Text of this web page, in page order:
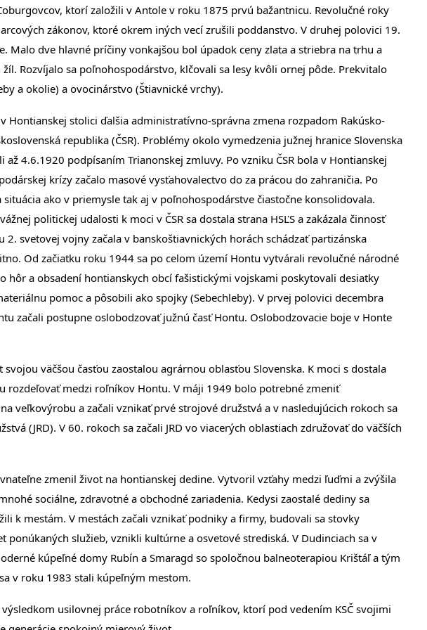
ktorí založili v Antole v roku 1875 prvú bažantnicu. Revolučné roky
zákonov, ktoré okrem iných vecí zrušili poddanstvo. V druhej polovici 19.
Malo dve hlavné príčiny vonkajšou bol úpadok ceny zlata a striebra na trhu a
Rozvíjalo sa poľnohospodárstvo, klčovali sa lesy kvôli ornej pôde. Prekvitalo
a okolie) a ovocinárstvo (Štiavnické vrchy).
Hontianskej stolici ďalšia administratívno-správna zmena rozpadom Rakúsko-
republika (ČSR). Problémy okolo vymedzenia južnej hranice Slovenska
4.6.1920 podpísaním Trianonskej zmluvy. Po vzniku ČSR bola v Hontianskej
krízy začalo masové vysťahovalectvo do za prácou do zahraničia. Po
ako v priemysle tak aj v poľnohospodárstve čiastočne konsolidovala.
politickej udalosti k moci v ČSR sa dostala strana HSĽS a zakázala činnosť
2. svetovej vojny začala v banskoštiavnických horách schádzať partizánska
Od začiatku roku 1944 sa po celom území Hontu vytvárali revolučné národné
hôr a obsadení hontianskych obcí fašistickými vojskami poskytovali desiatky
pomoc a pôsobili ako spojky (Sebechleby). V prvej polovici decembra
začali postupne oslobodzovať južnú časť Hontu. Oslobodzovacie boje v Honte
väčšou časťou zaostalou agrárnou oblasťou Slovenska. K moci s dostala
rozdeľovať medzi roľníkov Hontu. V máji 1949 bolo potrebné zmeniť
veľkovýrobu a začali vznikať prvé strojové družstvá a v nasledujúcich rokoch sa
(JRD). V 60. rokoch sa začali JRD vo viacerých oblastiach združovať do väčších
zmenil život na hontianskej dedine. Vytvoril vzťahy medzi ľuďmi a zvýšila
sociálne, zdravotné a obchodné zariadenia. Kedysi zaostalé dediny sa
k mestám. V mestách začali vznikať podniky a firmy, budovali sa stovky
ponúkaných služieb, vznikli kultúrne a osvetové strediská. V Dudinciach sa v
kúpeľné domy Rubín a Smaragd so spoločnou balneoterapiou Krištáľ a tým
v roku 1983 stali kúpeľným mestom.
usilovnej práce robotníkov a roľníkov, ktorí pod vedením KSČ svojimi